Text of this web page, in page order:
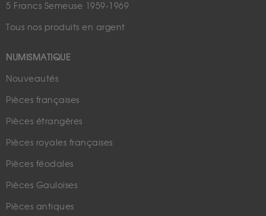
5 Francs Semeuse 1959-1969
Tous nos produits en argent
NUMISMATIQUE
Nouveautés
Pièces françaises
Pièces étrangères
Pièces royales françaises
Pièces féodales
Pièces Gauloises
Pièces antiques